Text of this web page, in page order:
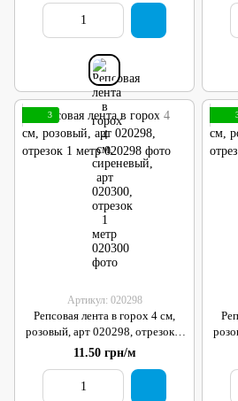
3
Артикул: 020298
Репсовая лента в горох 4 см,
розовый, арт 020298, отрезок 1
метр
11.50 грн/м